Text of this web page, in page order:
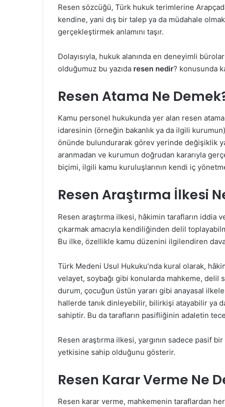
d
e
Resen sözcüğü, Türk hukuk terimlerine
kendine, yani dış bir talep ya da müdahale
gerçekleştirmek anlamını taşır.
Dolayısıyla, hukuk alanında en deneyimli
olduğumuz bu yazıda resen nedir? konusunda
Resen Atama Ne
Kamu personel hukukunda yer alan resen
idaresinin (örneğin bakanlık ya da ilgili
önünde bulundurarak görev yerinde değişiklik
aranmadan ve kurumun doğrudan kararıyla
biçimi, ilgili kamu kuruluşlarının kendi iç
Resen Araştırma İlkesi
Resen araştırma ilkesi, hâkimin tarafların iddia
çıkarmak amacıyla kendiliğinden delil
Bu ilke, özellikle kamu düzenini ilgilendiren
Türk Medeni Usul Hukuku’nda kural olarak,
velayet, soybağı gibi konularda mahkeme, delil
durum, çocuğun üstün yararı gibi anayasal
hallerde tanık dinleyebilir, bilirkişi atayabilir ya
sahiptir. Bu da tarafların pasifliğinin adaletin
Resen araştırma ilkesi, yargının sadece pasif
yetkisine sahip olduğunu gösterir.
Resen Karar Verme Ne
Resen karar verme, mahkemenin taraflardan